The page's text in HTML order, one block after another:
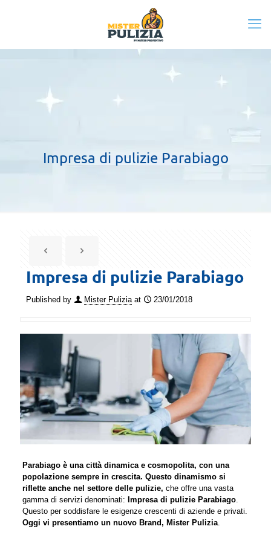
Impresa di pulizie Parabiago
Impresa di pulizie Parabiago
Published by Mister Pulizia at 23/01/2018
Parabiago è una città dinamica e cosmopolita, con una
popolazione sempre in crescita. Questo dinamismo si
riflette anche nel settore delle pulizie, che offre una vasta
gamma di servizi denominati: Impresa di pulizie Parabiago.
Questo per soddisfare le esigenze crescenti di aziende e privati.
Oggi vi presentiamo un nuovo Brand, Mister Pulizia.